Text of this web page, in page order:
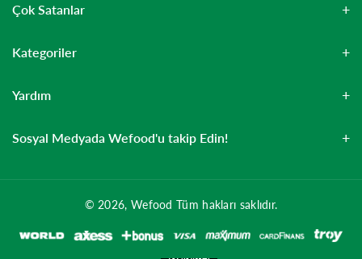
Çok Satanlar
Kategoriler
Yardım
Sosyal Medyada Wefood'u takip Edin!
© 2026, Wefood Tüm hakları saklıdır.
Ö